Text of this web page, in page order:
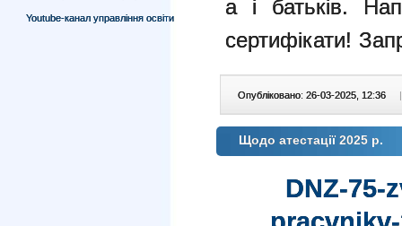
Youtube-канал управління освіти
а і батьків.
сертифікати!
Опубліковано: 26-03-2025, 12:36 |
Щодо атестації 2025 р.
DNZ-75-